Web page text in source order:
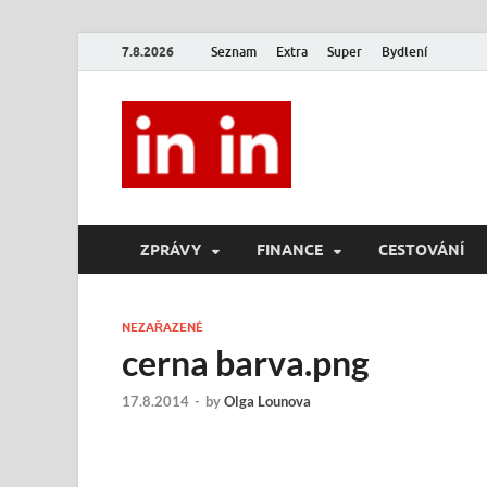
7.8.2026 Seznam Extra Super Bydlení
ZPRÁVY FINANCE CESTOVÁNÍ
NEZAŘAZENÉ
cerna barva.png
17.8.2014 - byOlga Lounova